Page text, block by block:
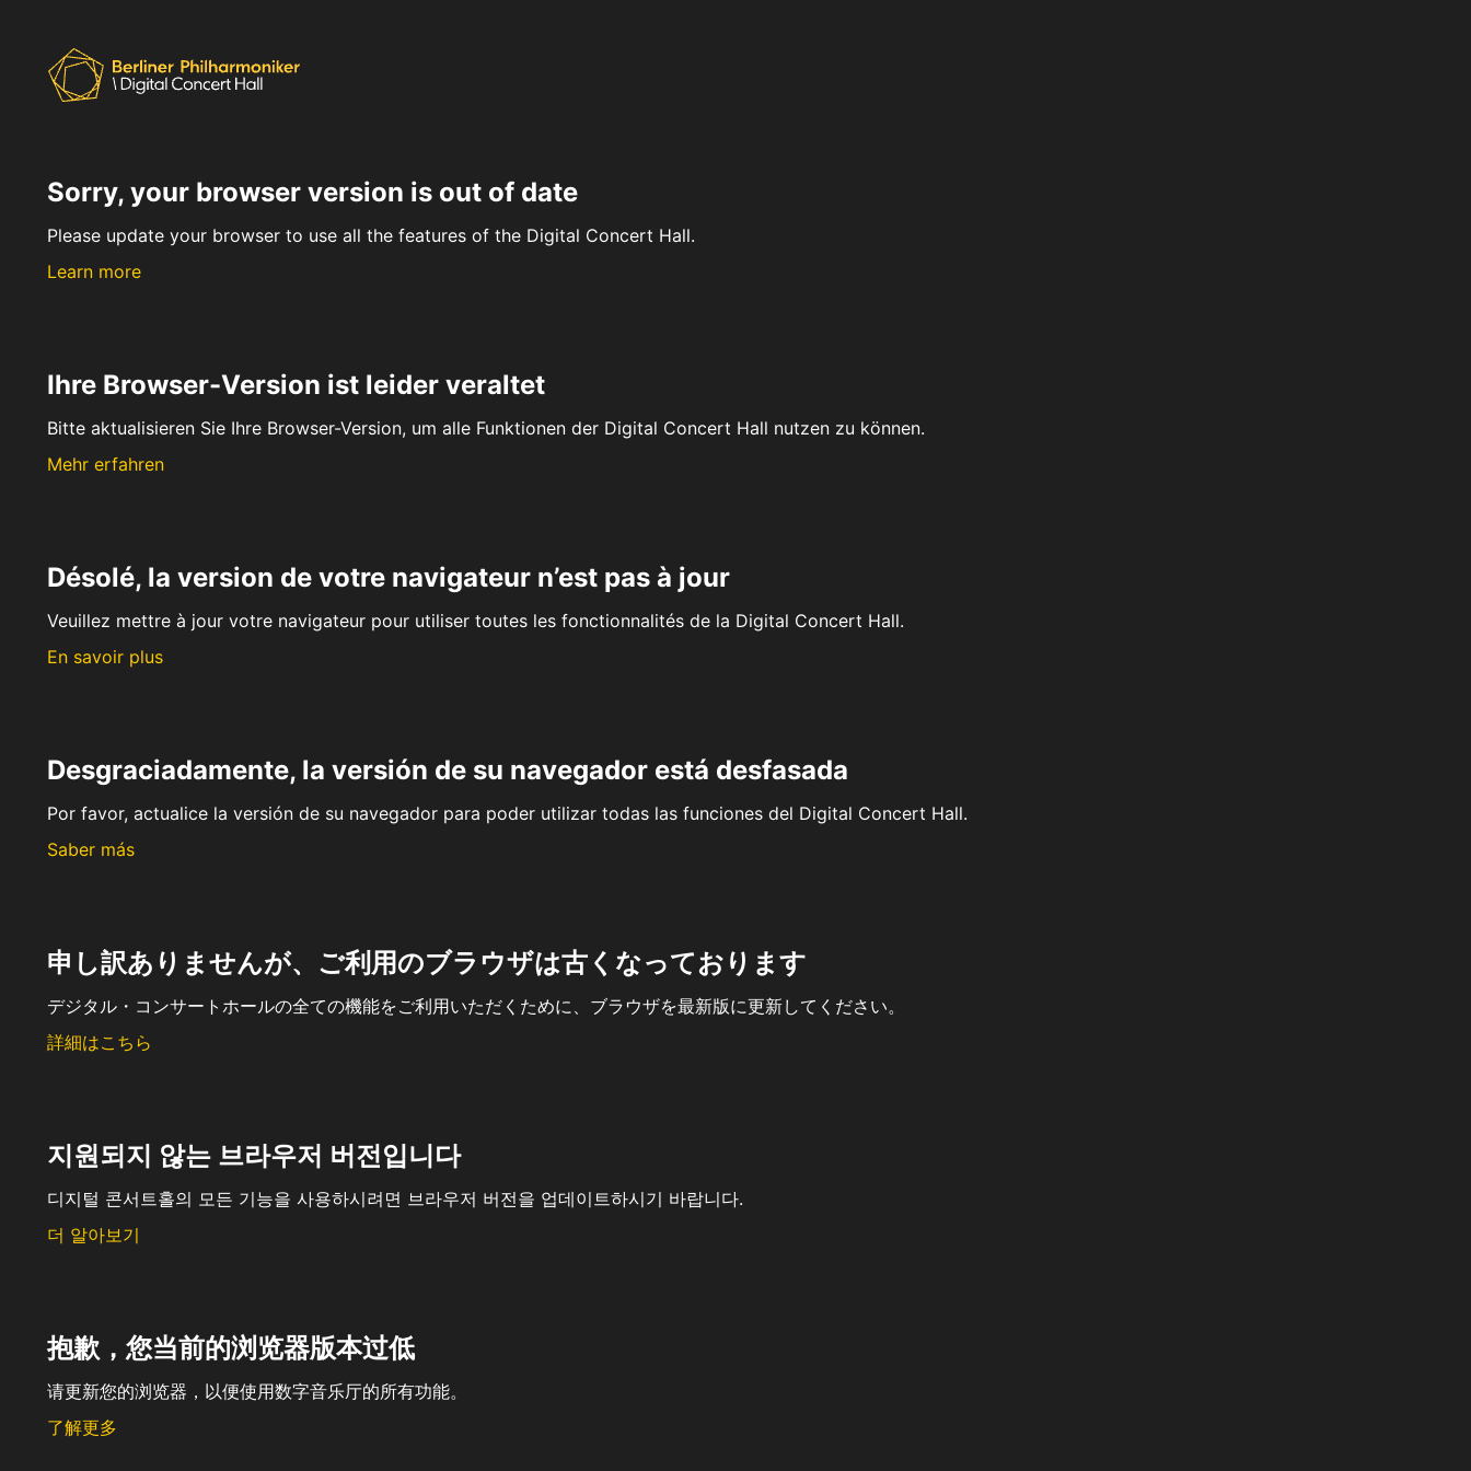
Sorry, your browser version is out of date
Please update your browser to use all the features of the Digital Concert Hall.
Learn more
Ihre Browser-Version ist leider veraltet
Bitte aktualisieren Sie Ihre Browser-Version, um alle Funktionen der Digital Concert Hall nutzen zu können.
Mehr erfahren
Désolé, la version de votre navigateur n’est pas à jour
Veuillez mettre à jour votre navigateur pour utiliser toutes les fonctionnalités de la Digital Concert Hall.
En savoir plus
Desgraciadamente, la versión de su navegador está desfasada
Por favor, actualice la versión de su navegador para poder utilizar todas las funciones del Digital Concert Hall.
Saber más
申し訳ありませんが、ご利用のブラウザは古くなっております
デジタル・コンサートホールの全ての機能をご利用いただくために、ブラウザを最新版に更新してください。
詳細はこちら
지원되지 않는 브라우저 버전입니다
디지털 콘서트홀의 모든 기능을 사용하시려면 브라우저 버전을 업데이트하시기 바랍니다.
더 알아보기
抱歉，您当前的浏览器版本过低
请更新您的浏览器，以便使用数字音乐厅的所有功能。
了解更多